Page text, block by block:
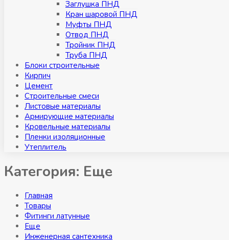
Заглушка ПНД
Кран шаровой ПНД
Муфты ПНД
Отвод ПНД
Тройник ПНД
Труба ПНД
Блоки строительные
Кирпич
Цемент
Строительные смеси
Листовые материалы
Армирующие материалы
Кровельные материалы
Пленки изоляционные
Утеплитель
Категория: Eщe
Главная
Товары
Фитинги латунные
Eще
Инженерная сантехника